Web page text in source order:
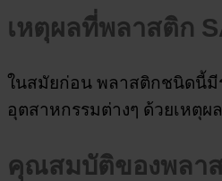
เหตุผลที่พลาสติก
ในสมัยก่อน พลาสติกชนิดนี้มี
อุตสาหกรรมต่างๆ ด้วยเหตุผ
คุณสมบัติของพลา